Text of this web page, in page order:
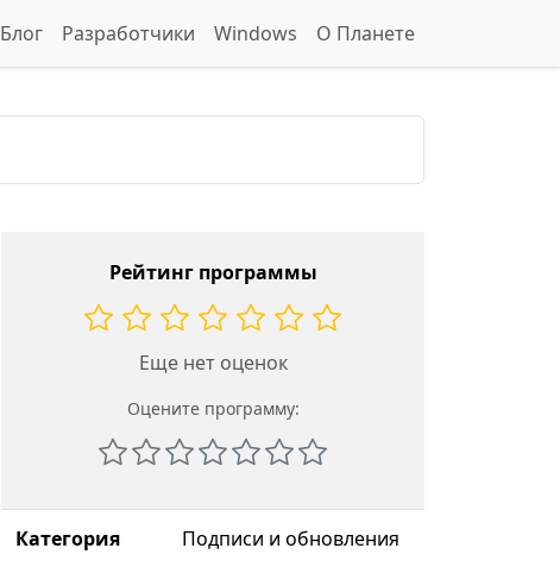
Блог Разработчики Windows О Планете
Рейтинг программы
Еще нет оценок
Оцените программу:
Категория Подписи и обновления